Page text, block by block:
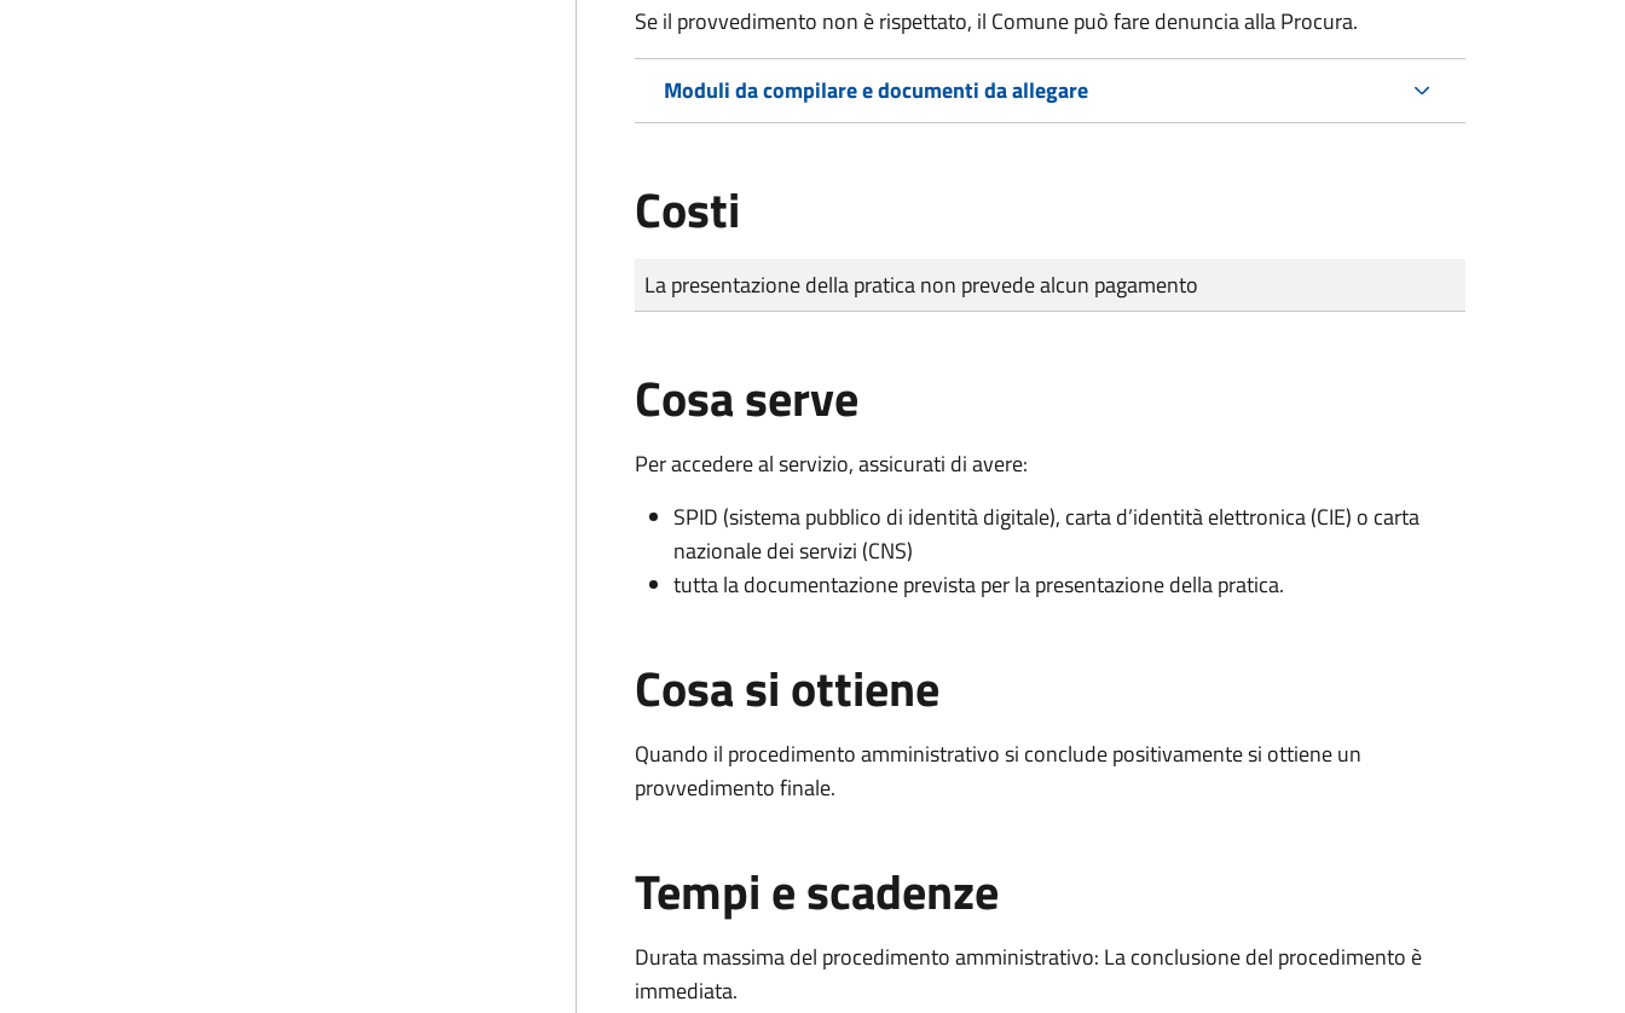
Se il provvedimento non è rispettato, il Comune può fare denuncia alla Procura.
Moduli da compilare e documenti da allegare
Costi
Tipo di pagamento
Importo
La presentazione della pratica non prevede alcun pagamento
Cosa serve
Per accedere al servizio, assicurati di avere:
SPID (sistema pubblico di identità digitale), carta d’identità elettronica (CIE) o carta
nazionale dei servizi (CNS)
tutta la documentazione prevista per la presentazione della pratica.
Cosa si ottiene
Quando il procedimento amministrativo si conclude positivamente si ottiene un
provvedimento finale.
Tempi e scadenze
Durata massima del procedimento amministrativo: La conclusione del procedimento è
immediata.